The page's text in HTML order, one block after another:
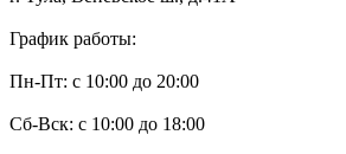
График работы:
Пн-Пт: с 10:00 до 20:00
Сб-Вск: с 10:00 до 18:00